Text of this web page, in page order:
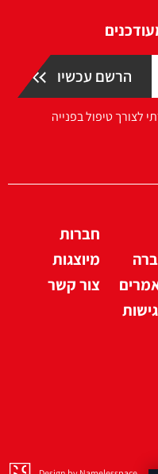
טיפול בפנייה
חברות
מיוצגות
צור קשר